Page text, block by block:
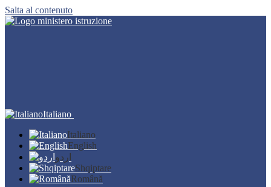
Salta al contenuto
Italiano
Italiano
English
اردو
Shqiptare
Română